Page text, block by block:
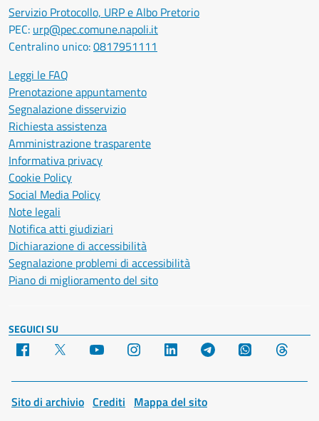
Servizio Protocollo, URP e Albo Pretorio
PEC: urp@pec.comune.napoli.it
Centralino unico:0817951111
Leggi le FAQ
Prenotazione appuntamento
Segnalazione disservizio
Richiesta assistenza
Amministrazione trasparente
Informativa privacy
Cookie Policy
Social Media Policy
Note legali
Notifica atti giudiziari
Dichiarazione di accessibilità
Segnalazione problemi di accessibilità
Piano di miglioramento del sito
SEGUICI SU
Facebook YouTube Instagram LinkedIn Telegram WhatsApp
Sito di archivio Crediti Mappa del sito